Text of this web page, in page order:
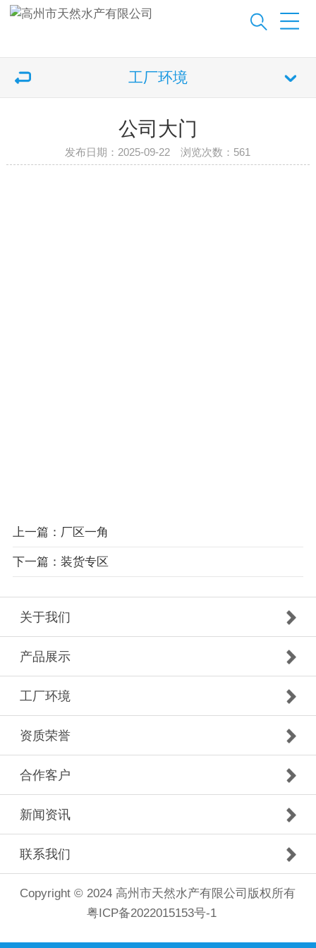
工厂环境
公司大门
发布日期：2025-09-22 浏览次数： 561
上一篇：厂区一角
下一篇：装货专区
关于我们
产品展示
工厂环境
资质荣誉
合作客户
新闻资讯
联系我们
Copyright © 2024 高州市天然水产有限公司版权所有
粤ICP备2022015153号-1